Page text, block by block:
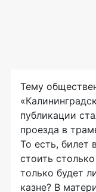
Тему
публикации
проезда в
То есть, билет
стоить
только будет
казне? В